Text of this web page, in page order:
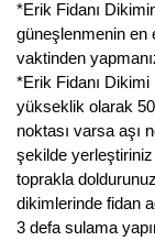
*Erik Fidanı
güneşlenmenin en
vaktinden
*Erik Fidanı Dikimi
yükseklik olarak
noktası varsa aşı
şekilde yerleştiriniz
toprakla
dikimlerinde fidan
3 defa sulama